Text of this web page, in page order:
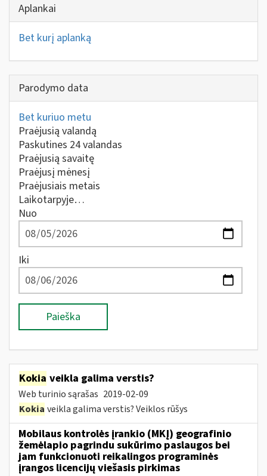
Aplankai
Bet kurį aplanką
Parodymo data
Bet kuriuo metu
Praėjusią valandą
Paskutines 24 valandas
Praėjusią savaitę
Praėjusį mėnesį
Praėjusiais metais
Laikotarpyje…
Nuo
Iki
Paieška
Kokia veikla galima verstis?
Web turinio sąrašas 2019-02-09
Kokia veikla galima verstis? Veiklos rūšys
Mobilaus kontrolės įrankio (MKĮ) geografinio
žemėlapio pagrindu sukūrimo paslaugos bei
jam funkcionuoti reikalingos programinės
įrangos licencijų viešasis pirkimas